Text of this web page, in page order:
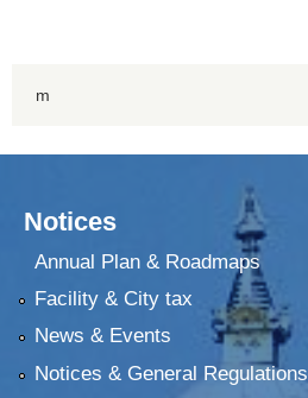
m
Notices
Annual Plan & Roadmaps
Facility & City tax
News & Events
Notices & General Regulations